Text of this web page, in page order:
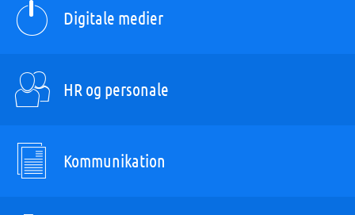
Digitale medier
HR og personale
Kommunikation